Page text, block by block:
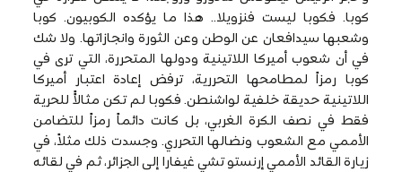
كوبا. فكوبا ليست فنزويلا.. هذا ما يؤكده الكوبيون. كوبا
وشعبها سيدافعان عن الوطن وعن الثورة وانجازاتها. ولا شك
في أن شعوب أميركا اللاتينية ودولها المتحررة، التي ترى في
كوبا رمزاً لمطامحها التحررية، ترفض إعادة اعتبار أميركا
اللاتينية حديقة خلفية لواشنطن. فكوبا لم تكن مثالاًً للحرية
فقط في نصف الكرة الغربي، بل كانت دائماً رمزاً للتضامن
الأممي مع الشعوب ونضالها التحرري. وجسدت ذلك مثلاً، في
زيارة القائد الأممي إرنستو تشي غيفارا إلى الجزائر، ثم في لقائه